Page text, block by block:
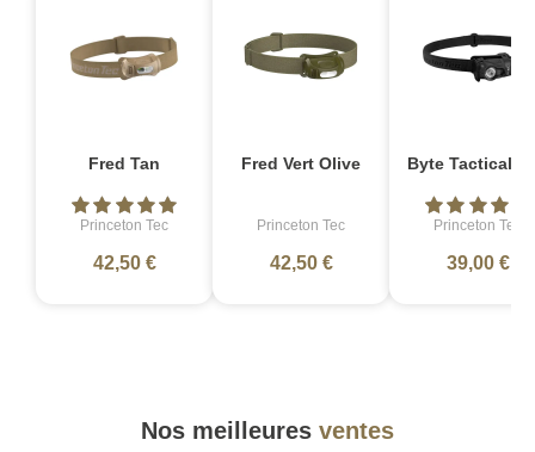
Fred Tan
Princeton Tec
42,50 €
Fred Vert Olive
Princeton Tec
42,50 €
Byte Tactical
Princeton Tec
39,00 €
Nos meilleures ventes